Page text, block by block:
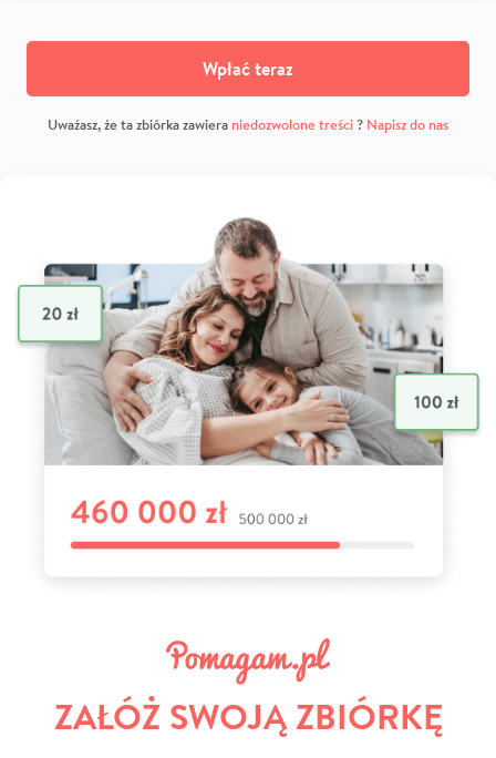
Wpłać teraz
Uważasz, że ta zbiórka zawiera niedozwolone treści? Napisz do nas
ZAŁÓŻ SWOJĄ ZBIÓRKĘ